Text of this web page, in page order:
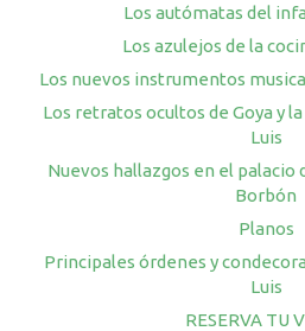
Los autómatas del
Los azulejos de la
Los nuevos instrumentos
Los retratos ocultos de Goya y
Luis
Nuevos hallazgos en el palacio
Borbón
Planos
Principales órdenes y
Luis
RESERVA TU